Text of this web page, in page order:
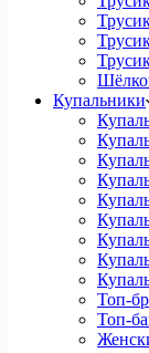
Купальники
Топ-
Топ-